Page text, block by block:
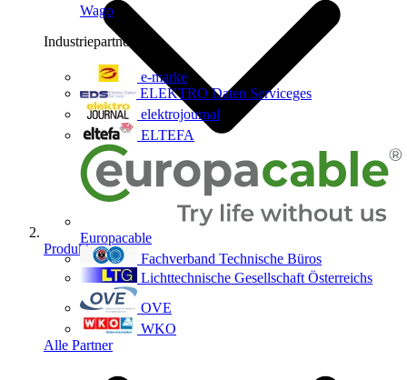
Wago
Industriepartner
e-marke
ELEKTRO Daten Serviceges
elektrojournal
ELTEFA
Europacable
Fachverband Technische Büros
Lichttechnische Gesellschaft Österreichs
OVE
WKO
Alle Partner
Produkte